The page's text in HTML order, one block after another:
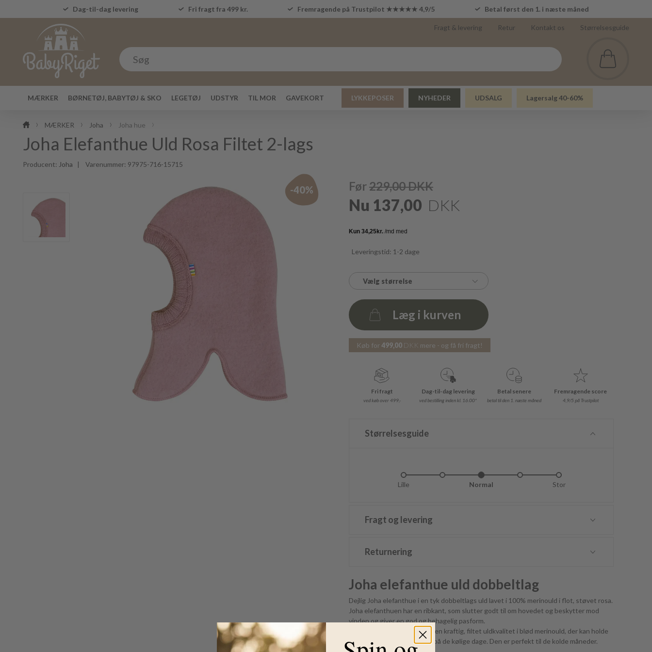
Dag-til-dag levering Fri fragt fra 499 kr. Fremragende på Trustpilot ★★★★★ 4,9/5 Betal først den 1. i næste måned
Fragt & levering Retur Kontakt os Størrelsesguide
MÆRKER BØRNETØJ, BABYTØJ & SKO LEGETØJ UDSTYR TIL MOR GAVEKORT LYKKEPOSER NYHEDER UDSALG Lagersalg 40-60%
MÆRKER Joha Joha hue
Joha Elefanthue Uld Rosa Filtet 2-lags
Producent: Joha | Varenummer: 97975-716-15715
-40% Før229,00DKK
Nu 137,00 DKK
Leveringstid: 1-2 dage
Vælg størrelse
Antal
Læg i kurven
Køb for499,00 DKK mere - og få fri fragt!
Fri fragt
ved køb over 499,-
Dag-til-dag levering
ved bestilling inden kl. 16.00*
Betal senere
betal til den 1. næste måned
Fremragende score
4,9/5 på Trustpilot
Størrelsesguide
Lille Normal Stor
Fragt og levering
Returnering
Joha elefanthue uld dobbeltlag
Dejlig Joha elefanthue i en tyk dobbeltlags uld lavet i 100% merinould i flot, støvet rosa.
Joha elefanthuen har en ribkant, som slutter godt til om hovedet og beskytter mod
vinden og giver en god og behagelig pasform.
Joha elefanthuen er lavet af en kraftig, filtet uldkvalitet i blød merinould, der kan holde
barnets hoved dejligt varmt på de kølige dage. Den er perfekt til de kolde måneder.